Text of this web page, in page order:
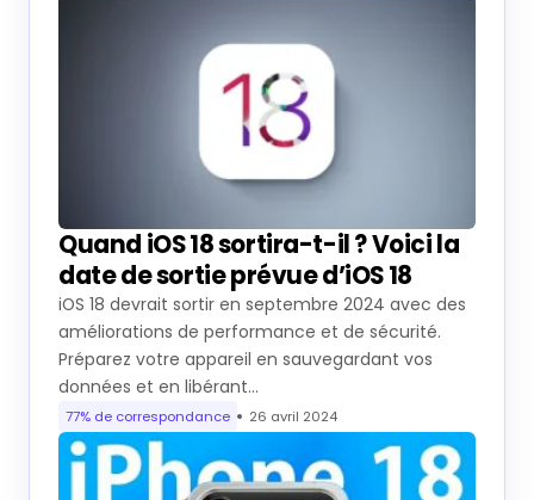
Quand iOS 18 sortira-t-il ? Voici la
date de sortie prévue d’iOS 18
iOS 18 devrait sortir en septembre 2024 avec des
améliorations de performance et de sécurité.
Préparez votre appareil en sauvegardant vos
données et en libérant…
77% de correspondance 26 avril 2024